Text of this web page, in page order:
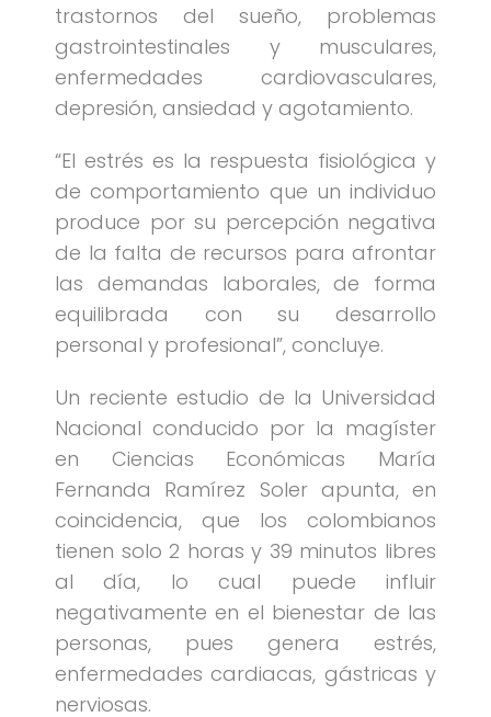
trastornos del sueño, problemas
gastrointestinales y musculares,
enfermedades cardiovasculares,
depresión, ansiedad y agotamiento.
“El estrés es la respuesta fisiológica y
de comportamiento que un individuo
produce por su percepción negativa
de la falta de recursos para afrontar
las demandas laborales, de forma
equilibrada con su desarrollo
personal y profesional”, concluye.
Un reciente estudio de la Universidad
Nacional conducido por la magíster
en Ciencias Económicas María
Fernanda Ramírez Soler apunta, en
coincidencia, que los colombianos
tienen solo 2 horas y 39 minutos libres
al día, lo cual puede influir
negativamente en el bienestar de las
personas, pues genera estrés,
enfermedades cardiacas, gástricas y
nerviosas.